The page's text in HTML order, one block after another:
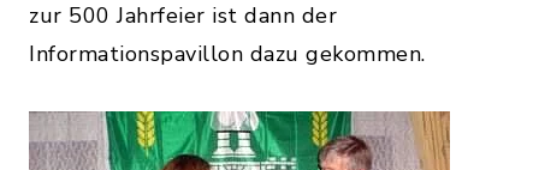
zur 500 Jahrfeier ist dann der
Informationspavillon dazu gekommen.